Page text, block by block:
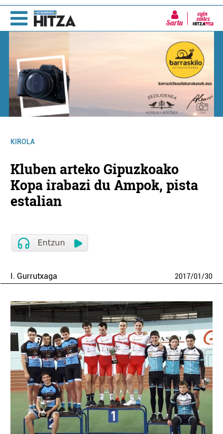
Sartu
KIROLA
Kluben arteko Gipuzkoako
Kopa irabazi du Ampok, pista
estalian
I. Gurrutxaga 2017/01/30